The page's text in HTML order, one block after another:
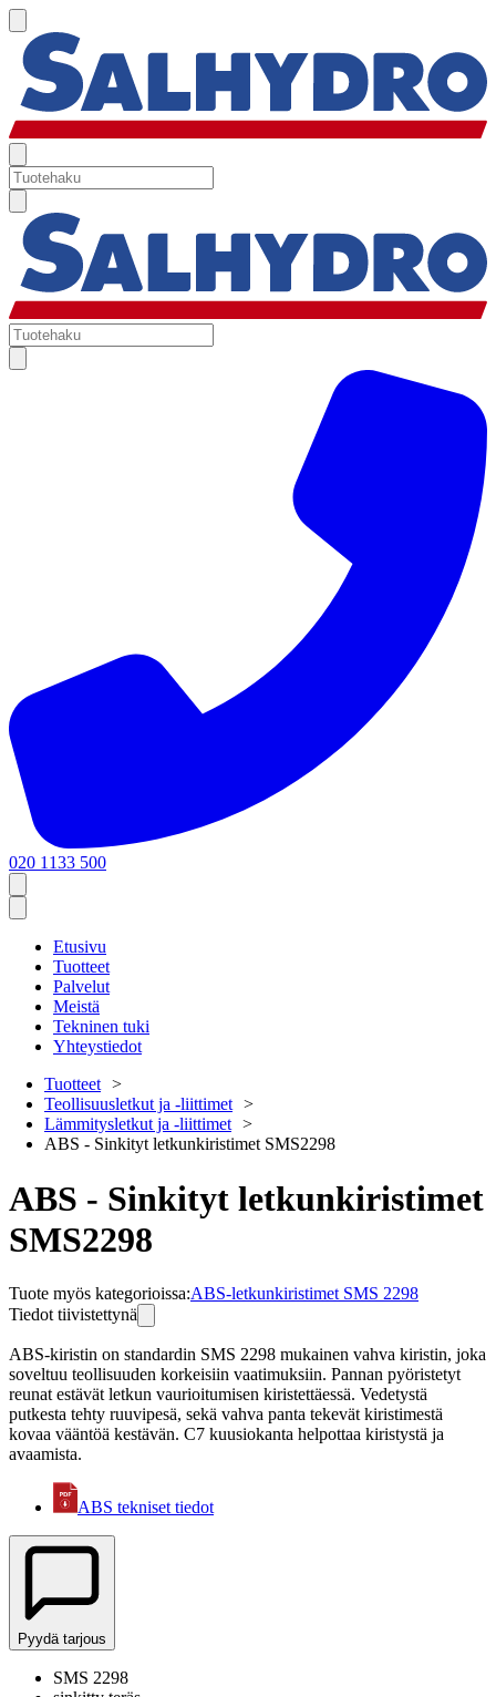
020 1133 500
Etusivu
Tuotteet
Palvelut
Meistä
Tekninen tuki
Yhteystiedot
Tuotteet
Teollisuusletkut ja -liittimet
Lämmitysletkut ja -liittimet
ABS - Sinkityt letkunkiristimet SMS2298
ABS - Sinkityt letkunkiristimet
SMS2298
Tuote myös kategorioissa:ABS-letkunkiristimet SMS 2298
Tiedot tiivistettynä
ABS-kiristin on standardin SMS 2298 mukainen vahva kiristin, joka
soveltuu teollisuuden korkeisiin vaatimuksiin. Pannan pyöristetyt
reunat estävät letkun vaurioitumisen kiristettäessä. Vedetystä
putkesta tehty ruuvipesä, sekä vahva panta tekevät kiristimestä
kovaa vääntöä kestävän. C7 kuusiokanta helpottaa kiristystä ja
avaamista.
ABS tekniset tiedot
Pyydä tarjous
SMS 2298